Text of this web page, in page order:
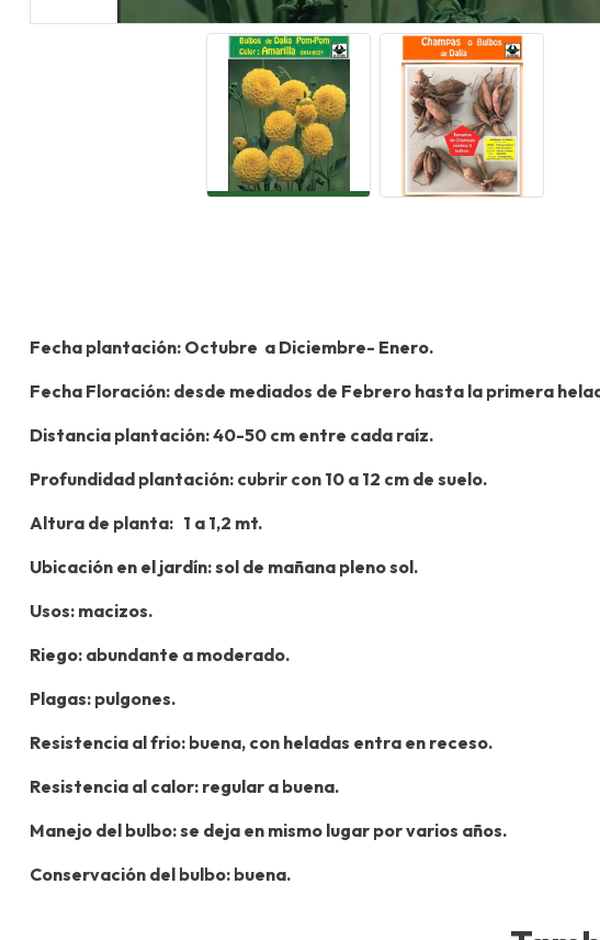
Fecha plantación: Octubre a Diciembre- Enero.
Fecha Floración: desde mediados de Febrero hasta la primera
Distancia plantación: 40-50 cm entre cada raíz.
Profundidad plantación: cubrir con 10 a 12 cm de suelo.
Altura de planta: 1 a 1,2 mt.
Ubicación en el jardín: sol de mañana pleno sol.
Usos: macizos.
Riego: abundante a moderado.
Plagas: pulgones.
Resistencia al frio: buena, con heladas entra en receso.
Resistencia al calor: regular a buena.
Manejo del bulbo: se deja en mismo lugar por varios años.
Conservación del bulbo: buena.